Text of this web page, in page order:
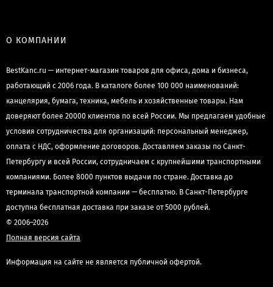
О КОМПАНИИ
BestKanc.ru — интернет-магазин товаров для офиса, дома и бизнеса,
работающий с 2006 года. В каталоге более 100 000 наименований:
канцелярия, бумага, техника, мебель и хозяйственные товары. Нам
доверяют более 20000 клиентов по всей России. Мы предлагаем удобные
условия сотрудничества для организаций: персональный менеджер,
оплата с НДС, оформление договоров. Доставляем заказы по Санкт-
Петербургу и всей России, сотрудничаем с крупнейшими транспортными
компаниями. Более 8000 пунктов выдачи по стране. Доставка до
терминала транспортной компании — бесплатно. В Санкт-Петербурге
доступна бесплатная доставка при заказе от 5000 рублей.
© 2006–2026
Полная версия сайта
Информация на сайте не является публичной офертой.